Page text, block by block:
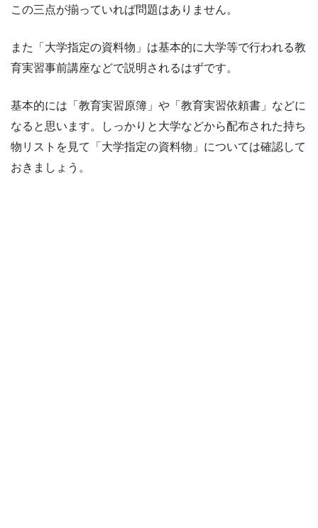
この三点が揃っていれば問題はありません。
また「大学指定の資料物」は基本的に大学等で行われる教
育実習事前講座などで説明されるはずです。
基本的には「教育実習原簿」や「教育実習依頼書」などに
なると思います。しっかりと大学などから配布された持ち
物リストを見て「大学指定の資料物」については確認して
おきましょう。